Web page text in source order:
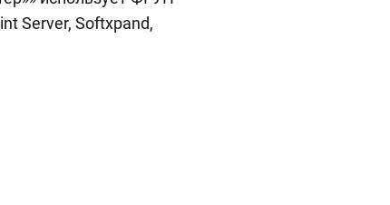
Server, Softxpand,